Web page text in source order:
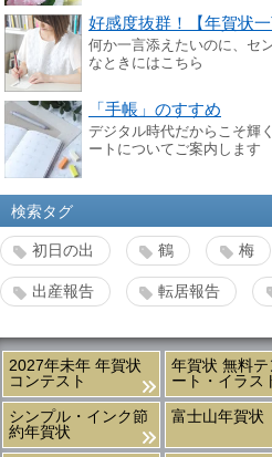
好感度抜群！【年賀状
何か一言添えたいのに、セ
なときにはこちら
「手帳」のすすめ
デジタル時代だからこそ輝
ートについてご案内します
検索タグ
初日の出 鶴 梅
出産報告 転居報告
2027年未年 年賀状
コンテスト
年賀状 無料テ
ート・イラス
シンプル・インク節
約年賀状
富士山年賀状